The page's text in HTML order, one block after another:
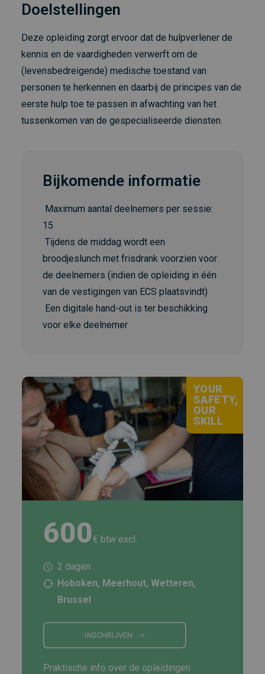
Doelstellingen
Deze opleiding zorgt ervoor dat de hulpverlener de
kennis en de vaardigheden verwerft om de
(levensbedreigende) medische toestand van
personen te herkennen en daarbij de principes van de
eerste hulp toe te passen in afwachting van het
tussenkomen van de gespecialiseerde diensten.
Bijkomende informatie
Maximum aantal deelnemers per sessie:
15
Tijdens de middag wordt een
broodjeslunch met frisdrank voorzien voor
de deelnemers (indien de opleiding in één
van de vestigingen van ECS plaatsvindt)
Een digitale hand-out is ter beschikking
voor elke deelnemer
YOUR
SAFETY,
OUR
SKILL
600€ btw excl.
2 dagen
Hoboken, Meerhout, Wetteren,
Brussel
INSCHRIJVEN
Praktische info over de opleidingen